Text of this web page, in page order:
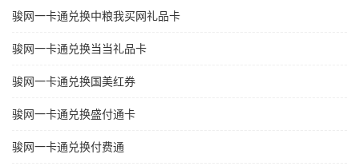
骏网一卡通兑换中粮我买网礼品卡
骏网一卡通兑换当当礼品卡
骏网一卡通兑换国美红券
骏网一卡通兑换盛付通卡
骏网一卡通兑换付费通